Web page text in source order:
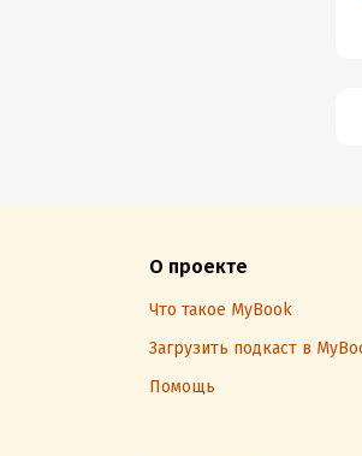
О проекте
Что такое MyBook
Загрузить подкаст в
Помощь